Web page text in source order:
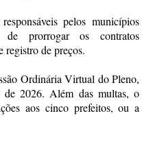
pelos municípios
de prorrogar os contratos
registro de preços.
Ordinária Virtual do Pleno,
2026. Além das multas, o
aos cinco prefeitos, ou a